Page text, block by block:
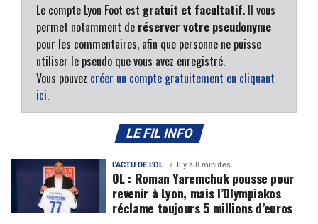
Le compte Lyon Foot est gratuit et facultatif. Il vous
permet notamment de réserver votre pseudonyme
pour les commentaires, afin que personne ne puisse
utiliser le pseudo que vous avez enregistré.
Vous pouvez créer un compte gratuitement en cliquant
ici.
LE FIL INFO
L'ACTU DE L'OL Il y a 8 minutes
OL : Roman Yaremchuk pousse pour
revenir à Lyon, mais l’Olympiakos
réclame toujours 5 millions d’euros